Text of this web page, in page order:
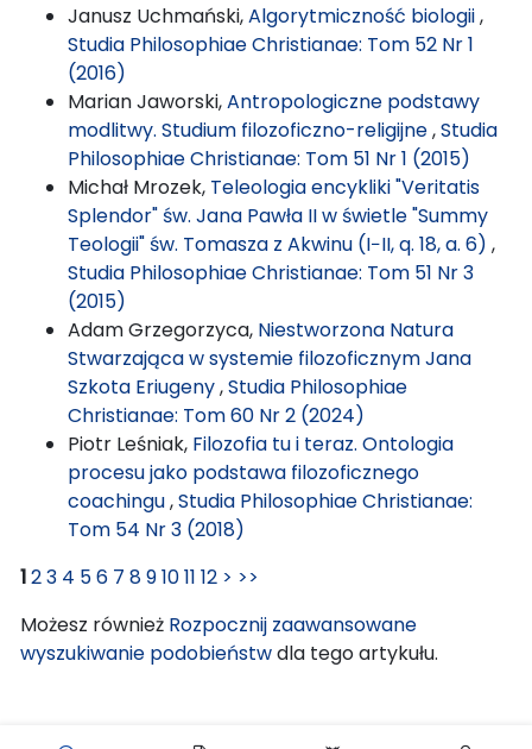
Janusz Uchmański,Algorytmiczność biologii,
Studia Philosophiae Christianae: Tom 52 Nr 1
(2016)
Marian Jaworski,Antropologiczne podstawy
modlitwy. Studium filozoficzno-religijne,Studia
Philosophiae Christianae: Tom 51 Nr 1 (2015)
Michał Mrozek, Teleologia encykliki "Veritatis
Splendor" św. Jana Pawła II w świetle "Summy
Teologii" św. Tomasza z Akwinu (I−II, q. 18, a. 6) ,
Studia Philosophiae Christianae: Tom 51 Nr 3
(2015)
Adam Grzegorzyca, Niestworzona Natura
Stwarzająca w systemie filozoficznym Jana
Szkota Eriugeny,Studia Philosophiae
Christianae: Tom 60 Nr 2 (2024)
Piotr Leśniak, Filozofia tu i teraz. Ontologia
procesu jako podstawa filozoficznego
coachingu,Studia Philosophiae Christianae:
Tom 54 Nr 3 (2018)
123 4 56 7 891011 12 > >>
Możesz również Rozpocznij zaawansowane
wyszukiwanie podobieństwdla tego artykułu.